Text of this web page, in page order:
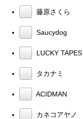
藤原さくら
Saucydog
LUCKY TAPES
タカナミ
ACIDMAN
カネコアヤノ